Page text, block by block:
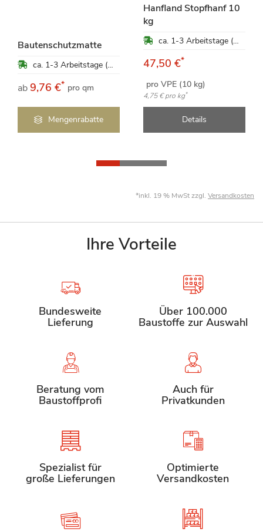
Bautenschutzmatte
ca. 1-3 Arbeitstage (Mo-Fr)
ab9,76 €* pro qm
Mengenrabatte
Hanfland Stopfhanf 10
kg
ca. 1-3 Arbeitstage (Mo-Fr)
47,50 €*
pro VPE (10 kg)
4,75 €pro kg*
Details
*inkl. 19 % MwSt zzgl. Versandkosten
Ihre Vorteile
Bundesweite
Lieferung
Über 100.000
Baustoffe zur Auswahl
Beratung vom
Baustoffprofi
Auch für
Privatkunden
Spezialist für
große Lieferungen
Optimierte
Versandkosten